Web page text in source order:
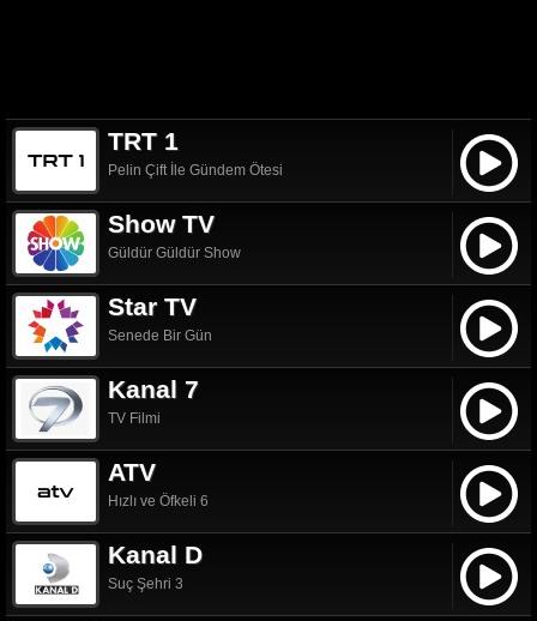
TRT 1
Pelin Çift İle Gündem Ötesi
Show TV
Güldür Güldür Show
Star TV
Senede Bir Gün
Kanal 7
TV Filmi
ATV
Hızlı ve Öfkeli 6
Kanal D
Suç Şehri 3